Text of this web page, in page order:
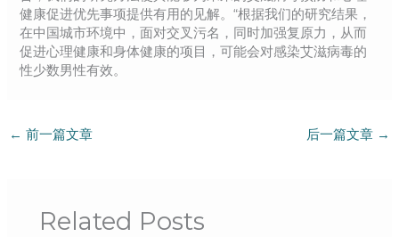
健康促进优先事项提供有用的见解。“根据我们的研究结果，
在中国城市环境中，面对交叉污名，同时加强复原力，从而
促进心理健康和身体健康的项目，可能会对感染艾滋病毒的
性少数男性有效。
← 前一篇文章 后一篇文章 →
Related Posts